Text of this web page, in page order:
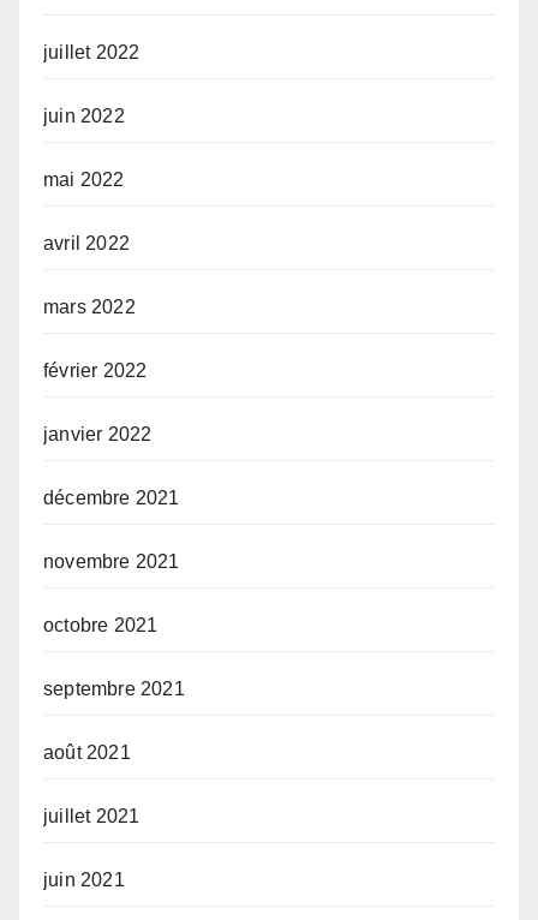
juillet 2022
juin 2022
mai 2022
avril 2022
mars 2022
février 2022
janvier 2022
décembre 2021
novembre 2021
octobre 2021
septembre 2021
août 2021
juillet 2021
juin 2021